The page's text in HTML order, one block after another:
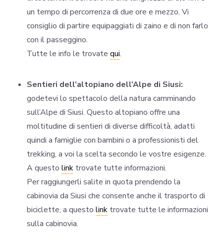
un tempo di percorrenza di due ore e mezzo. Vi
consiglio di partire equipaggiati di zaino e di non farlo
con il passeggino.
Tutte le info le trovate qui.
Sentieri dell’altopiano dell’Alpe di Siusi:
godetevi lo spettacolo della natura camminando
sull’Alpe di Siusi. Questo altopiano offre una
moltitudine di sentieri di diverse difficoltà, adatti
quindi a famiglie con bambini o a professionisti del
trekking, a voi la scelta secondo le vostre esigenze.
A questo link trovate tutte informazioni.
Per raggiungerli salite in quota prendendo la
cabinovia da Siusi che consente anche il trasporto di
biciclette, a questo link trovate tutte le informazioni
sulla cabinovia.